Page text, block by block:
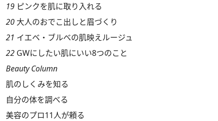
19 ピンクを肌に取り入れる
20 大人のおでこ出しと眉づくり
21 イエベ・ブルべの肌映えルージュ
22 GWにしたい肌にいい8つのこと
Beauty Column
肌のしくみを知る
自分の体を調べる
美容のプロ11人が頼る